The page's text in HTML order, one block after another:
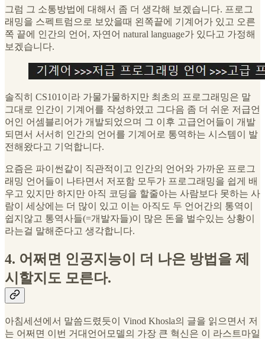
그럼 그 소통방법에 대해서 좀 더 생각해 보겠습니다. 프로그
래밍을 스펙트럼으로 보았을때 왼쪽끝에 기계어가 있고 오른
쪽 끝에 인간의 언어, 자연어 natural language가 있다고 가정해
보겠습니다.
솔직히 CS101이라 가물가물하지만 최초의 프로그래밍은 말
그대로 인간이 기계어를 작성하였고 그다음 좀 더 쉬운 저급언
어인 어셈블리어가 개발되었으며 그 이후 고급언어들이 개발
되면서 서서히 인간의 언어를 기계어로 통역하는 시스템이 발
전해왔다고 기억합니다.
요즘은 파이썬같이 직관적이고 인간의 언어와 가까운 프로그
래밍 언어들이 나타면서 저포함 모두가 프로그래밍을 쉽게 배
우고 있지만 하지만 아직 코딩을 할줄아는 사람보다 못하는 사
람이 세상에는 더 많이 있고 이는 아직도 두 언어간의 통역이
쉽지않고 통역사들(=개발자들)이 많은 돈을 벌수있는 상황이
라는걸 말해준다고 생각합니다.
4. 어쩌면 인공지능이 더 나은 방법을 제
시할지도 모른다.
아침세션에서 말씀드렸듯이 Vinod Khosla의 글을 읽으면서 저
는 어쩌면 이번 거대언어모델의 가장 큰 혁신은 이 라스트마일